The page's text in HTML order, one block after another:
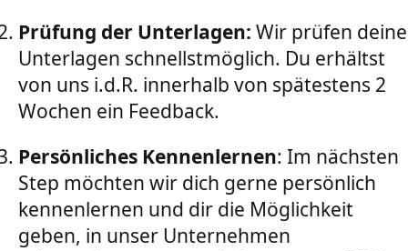
Prüfung der Unterlagen: Wir prüfen deine
Unterlagen schnellstmöglich. Du erhältst
von uns i.d.R. innerhalb von spätestens 2
Wochen ein Feedback.
Persönliches Kennenlernen: Im nächsten
Step möchten wir dich gerne persönlich
kennenlernen und dir die Möglichkeit
geben, in unser Unternehmen